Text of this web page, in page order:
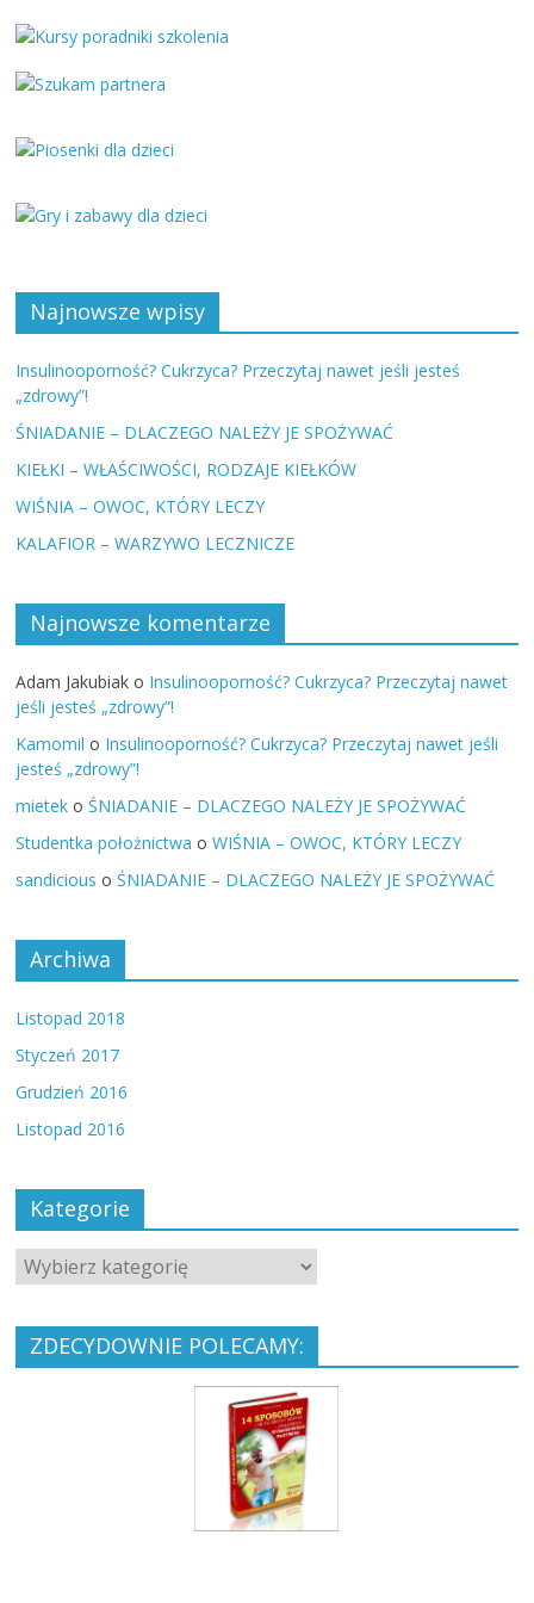
Najnowsze wpisy
Insulinooporność? Cukrzyca? Przeczytaj nawet jeśli jesteś
„zdrowy”!
ŚNIADANIE – DLACZEGO NALEŻY JE SPOŻYWAĆ
KIEŁKI – WŁAŚCIWOŚCI, RODZAJE KIEŁKÓW
WIŚNIA – OWOC, KTÓRY LECZY
KALAFIOR – WARZYWO LECZNICZE
Najnowsze komentarze
Adam Jakubiak o Insulinooporność? Cukrzyca? Przeczytaj nawet
jeśli jesteś „zdrowy”!
Kamomil o Insulinooporność? Cukrzyca? Przeczytaj nawet jeśli
jesteś „zdrowy”!
mietek oŚNIADANIE – DLACZEGO NALEŻY JE SPOŻYWAĆ
Studentka położnictwa oWIŚNIA – OWOC, KTÓRY LECZY
sandicious oŚNIADANIE – DLACZEGO NALEŻY JE SPOŻYWAĆ
Archiwa
Listopad 2018
Styczeń 2017
Grudzień 2016
Listopad 2016
Kategorie
ZDECYDOWNIE POLECAMY: